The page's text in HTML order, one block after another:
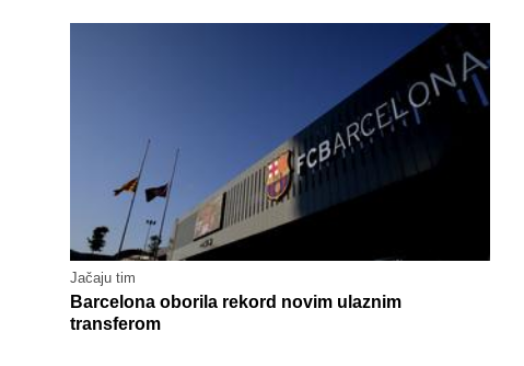
Jačaju tim
Barcelona oborila rekord novim ulaznim
transferom